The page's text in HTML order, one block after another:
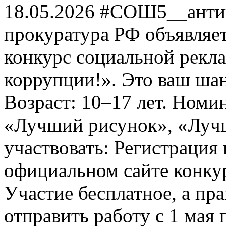
18.05.2026
прокуратура РФ
конкурс социальной
коррупции!». Это ваш
Возраст: 10–17 лет.
«Лучший рисунок»,
участвовать:
официальном сайте
Участие бесплатное, а
отправить работу с 1 мая